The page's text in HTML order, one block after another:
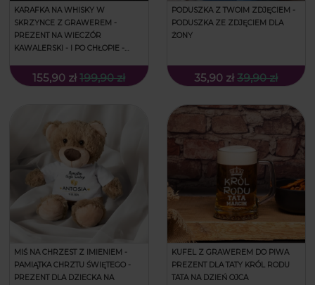
KARAFKA NA WHISKY W
SKRZYNCE Z GRAWEREM -
PREZENT NA WIECZÓR
KAWALERSKI - I PO CHŁOPIE -
155,90 zł 199,90 zł
PODUSZKA Z TWOIM ZDJĘCIEM -
PODUSZKA ZE ZDJĘCIEM DLA
ŻONY
35,90 zł 39,90 zł
MIŚ NA CHRZEST Z IMIENIEM -
PAMIĄTKA CHRZTU ŚWIĘTEGO -
PREZENT DLA DZIECKA NA
KUFEL Z GRAWEREM DO PIWA
PREZENT DLA TATY KRÓL RODU
TATA NA DZIEŃ OJCA